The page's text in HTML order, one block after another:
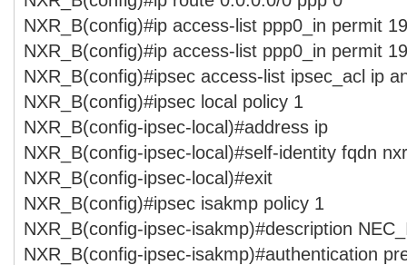
NXR_B(config)#ip access-list ppp0_in permit
NXR_B(config)#ip access-list ppp0_in permit
NXR_B(config)#ipsec access-list ipsec_acl ip
NXR_B(config)#ipsec local policy 1
NXR_B(config-ipsec-local)#address ip
NXR_B(config-ipsec-local)#self-identity fqdn
NXR_B(config-ipsec-local)#exit
NXR_B(config)#ipsec isakmp policy 1
NXR_B(config-ipsec-isakmp)#description
NXR_B(config-ipsec-isakmp)#authentication